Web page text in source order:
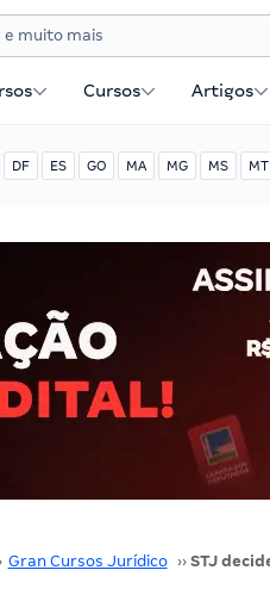
Cursos Artigos
DF ES GO MA MG MS MT
Gran Cursos Jurídico ››